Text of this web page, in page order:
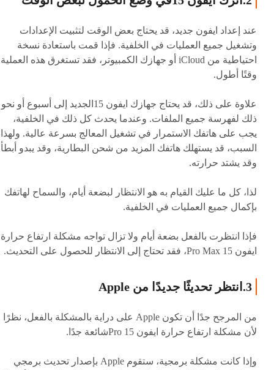
عند إعداد ايفون جديد، قد يحتاج بعض الوقت لتثبيت الإعدادات
وتشغيل جميع العمليات في الخلفية. فإذا قمت باستعادة نسخة
احتياطية من iCloud أو جهازك الكمبيوتر، فقد تستغرق هذه العملية
وقتًا أطول.
علاوة على ذلك، قد يحتاج جهازك ايفون 15الجديد إلى أسبوع أو نحو
ذلك لفهرسة جميع الملفات. وعندما يحدث كل ذلك في الخلفية،
يجب على هاتفك الاستمرار في تشغيل المعالج بسرعة عالية. ولهذا
السبب، قد يستهلك هاتفك المزيد من شحن البطارية، وقد يبدو
وقد يشتد حرارته.
لذا، كل ما عليك القيام به هو الانتظار لبضعة أيام، والسماح لهاتفك
بإكمال جميع العمليات في الخلفية.
فإذا انتظرت بالفعل بضعة أيام ولا تزال تواجه مشكلة ارتفاع حرارة
ايفون 15 Pro Max، فقد تحتاج إلى الانتظار للحصول على التحديث.
3.انتظر تحديثًا جديدًا من Apple
من المرجح جدًا أن تكون Apple على دراية بالمشكلة بالفعل، نظرًا
لأن مشكلة ارتفاع حرارة ايفون 15 Proشائعة جدًا.
وإذا كانت مشكلة برمجية، ستقوم Apple بإصدار تحديث برمجي